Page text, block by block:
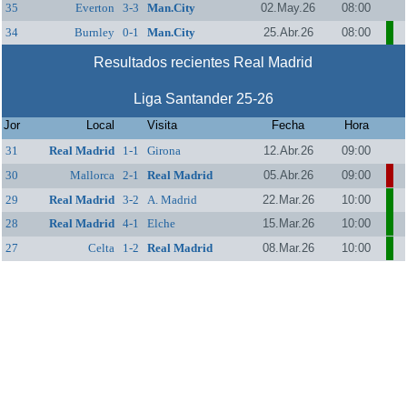
35
Everton 3-3 Man.City 02.May.26
08:00
34
Burnley 0-1 Man.City 25.Abr.26 08:00
Resultados recientes Real Madrid
Liga Santander 25-26
Jor Local Visita Fecha
Hora
31
Real Madrid 1-1 Girona 12.Abr.26
09:00
30
Mallorca 2-1 Real Madrid 05.Abr.26
09:00
29
Real Madrid 3-2 A. Madrid 22.Mar.26
10:00
28
Real Madrid 4-1 Elche 15.Mar.26
10:00
27
Celta 1-2 Real Madrid 08.Mar.26 10:00